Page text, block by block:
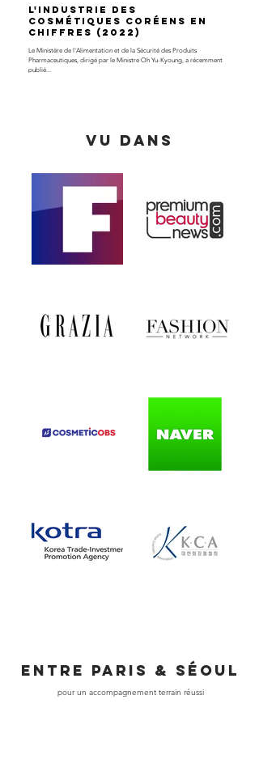
L'industrie des
cosmétiques coréens en
chiffres (2022)
Le Ministère de l'Alimentation et de la Sécurité des Produits
Pharmaceutiques, dirigé par le Ministre Oh Yu-Kyoung, a récemment
publié...
VU DANS
ENTRE PARIS & SÉOUL
pour un accompagnement terrain réussi